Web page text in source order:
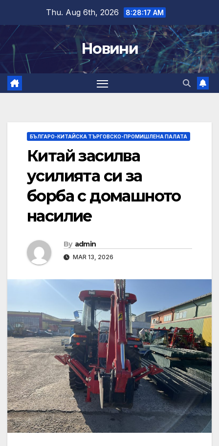
content
Thu. Aug 6th, 2026 8:28:18 AM
Новини
БЪЛГАРО-КИТАЙСКА ТЪРГОВСКО-ПРОМИШЛЕНА ПАЛАТА
Китай засилва
усилията си за
борба с домашното
насилие
By admin
MAR 13, 2026